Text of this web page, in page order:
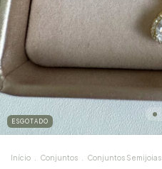
ESGOTADO
Início Conjuntos Conjuntos Semijoias